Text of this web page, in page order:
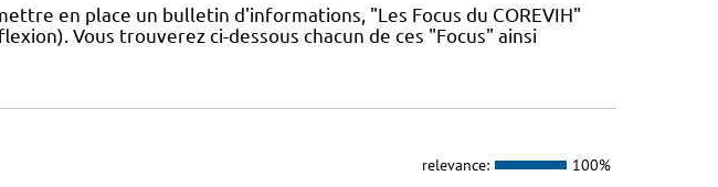
en place un bulletin d'informations, "Les Focus du COREVIH"
Vous trouverez ci-dessous chacun de ces "Focus" ainsi
relevance: 100%